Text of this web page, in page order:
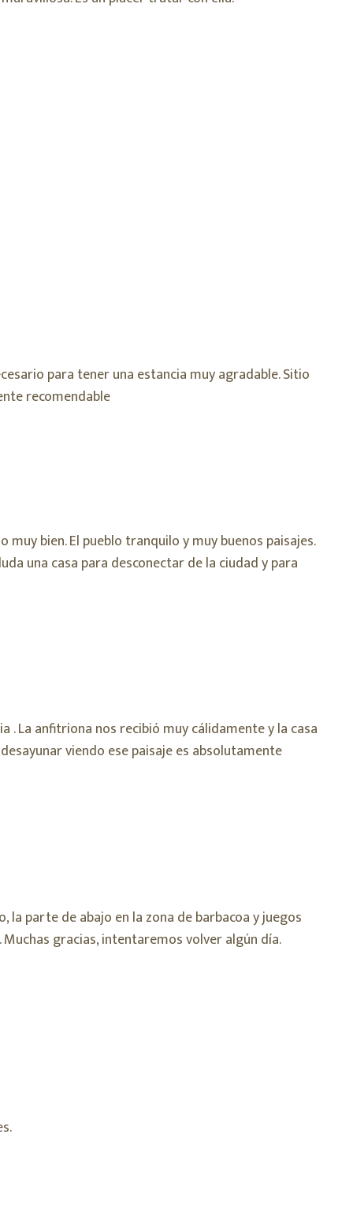
para tener una estancia muy agradable. Sitio
recomendable
bien. El pueblo tranquilo y muy buenos paisajes.
una casa para desconectar de la ciudad y para
La anfitriona nos recibió muy cálidamente y la casa
viendo ese paisaje es absolutamente
parte de abajo en la zona de barbacoa y juegos
gracias, intentaremos volver algún día.